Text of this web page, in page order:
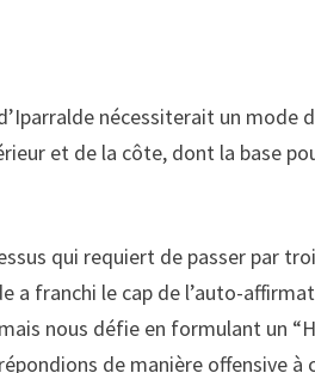
nécessiterait un mode
et de la côte, dont la base
qui requiert de passer par
franchi le cap de l’auto-
nous défie en formulant un
de manière offensive à